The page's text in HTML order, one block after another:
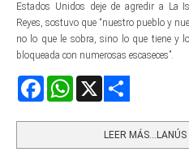
Estados Unidos deje de agredir a La
Reyes, sostuvo que “nuestro pueblo y
no lo que le sobra, sino lo que tiene y
bloqueada con numerosas escaseces”.
FacebookWhatsApp
LEER